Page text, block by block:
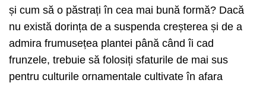
și cum să o păstrați în cea mai bună formă? Dacă
nu există dorința de a suspenda creșterea și de a
admira frumusețea plantei până când îi cad
frunzele, trebuie să folosiți sfaturile de mai sus
pentru culturile ornamentale cultivate în afara